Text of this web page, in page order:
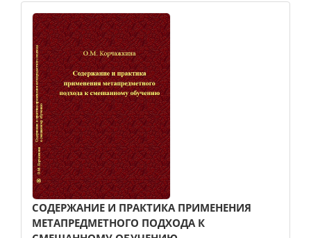
СОДЕРЖАНИЕ И ПРАКТИКА ПРИМЕНЕНИЯ
МЕТАПРЕДМЕТНОГО ПОДХОДА К